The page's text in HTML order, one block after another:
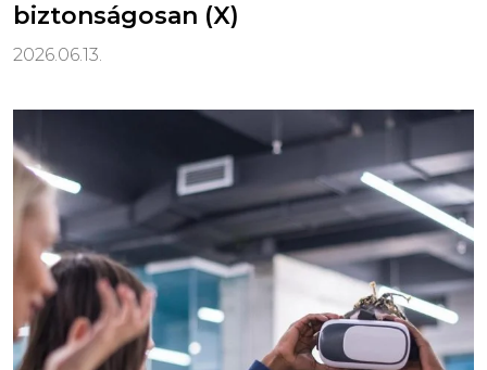
biztonságosan (X)
2026.06.13.